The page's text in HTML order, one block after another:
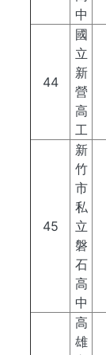
中
44
國
立
新
營
高
工
45
新
竹
市
私
立
磐
石
高
中
高
雄